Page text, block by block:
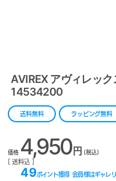
AVIREX アヴィレッ
14534200
送料無料 ラッピング無料
価格 4,950円 (税込)
[ 送料込 ]
49ポイント獲得 会員様はギャレ